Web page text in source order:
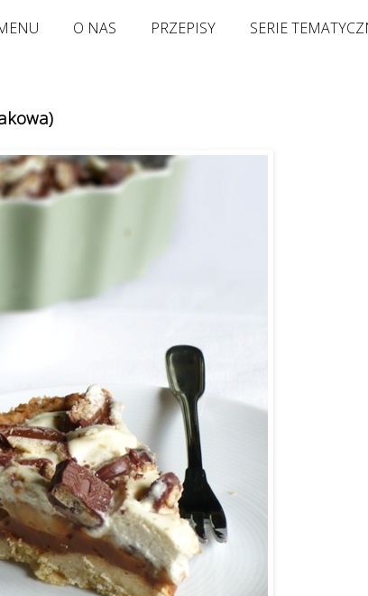
O NAS PRZEPISY SERIE